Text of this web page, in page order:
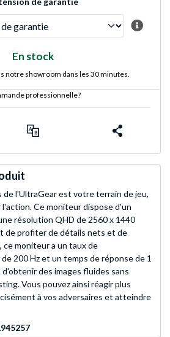
En stock
notre showroom dans les 30 minutes.
professionnelle?
de l'UltraGear est votre terrain de jeu,
Ce moniteur dispose d'un
résolution QHD de 2560 x 1440
de profiter de détails nets et de
ce moniteur a un taux de
200 Hz et un temps de réponse de 1
des images fluides sans
Vous pouvez ainsi réagir plus
à vos adversaires et atteindre